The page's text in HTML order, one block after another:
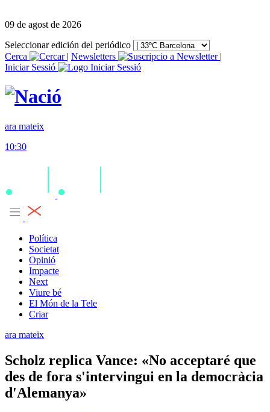
09 de agost de 2026
Seleccionar edición del periódico
Cerca
| Newsletters
|
Iniciar Sessió
ara mateix
10:30
Política
Societat
Opinió
Impacte
Next
Viure bé
El Món de la Tele
Criar
ara mateix
Scholz replica Vance: «No acceptaré que
des de fora s'intervingui en la democràcia
d'Alemanya»